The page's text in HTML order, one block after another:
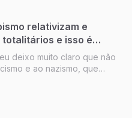
relativizam e
e isso é
deixo muito claro que não
e ao nazismo, que
eu nasci e que